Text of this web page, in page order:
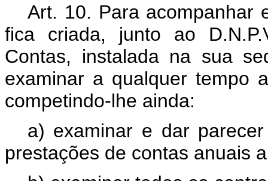
Art. 10. Para acompanhar
fica criada, junto ao
Contas, instalada na sua
examinar a qualquer tempo
competindo-lhe ainda:
a) examinar e dar
prestações de contas anuais